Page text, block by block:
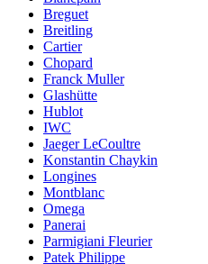
Breguet
Breitling
Cartier
Chopard
Franck Muller
Glashütte
Hublot
IWC
Jaeger LeCoultre
Konstantin Chaykin
Longines
Montblanc
Omega
Panerai
Parmigiani Fleurier
Patek Philippe